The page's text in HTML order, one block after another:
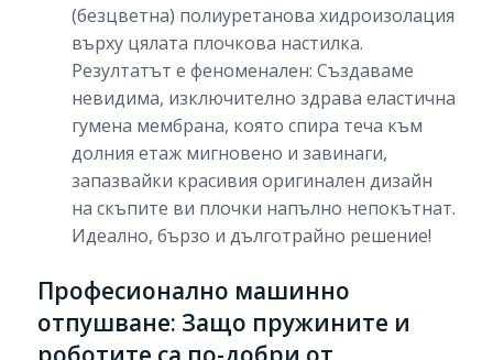
(безцветна) полиуретанова хидроизолация
върху цялата плочкова настилка.
Резултатът е феноменален: Създаваме
невидима, изключително здрава еластична
гумена мембрана, която спира теча към
долния етаж мигновено и завинаги,
запазвайки красивия оригинален дизайн
на скъпите ви плочки напълно непокътнат.
Идеално, бързо и дълготрайно решение!
Професионално машинно
отпушване: Защо пружините и